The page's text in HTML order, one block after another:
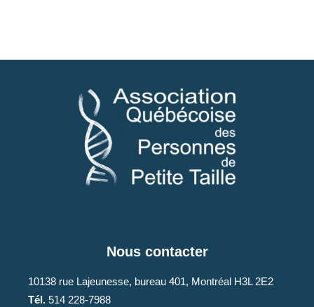
Nous contacter
10138 rue Lajeunesse, bureau 401, Montréal H3L 2E2
Tél. 514 228-7988